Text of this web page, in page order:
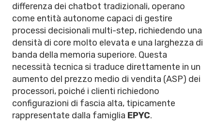
differenza dei chatbot tradizionali, operano
come entità autonome capaci di gestire
processi decisionali multi-step, richiedendo una
densità di core molto elevata e una larghezza di
banda della memoria superiore. Questa
necessità tecnica si traduce direttamente in un
aumento del prezzo medio di vendita (ASP) dei
processori, poiché i clienti richiedono
configurazioni di fascia alta, tipicamente
rappresentate dalla famiglia EPYC.